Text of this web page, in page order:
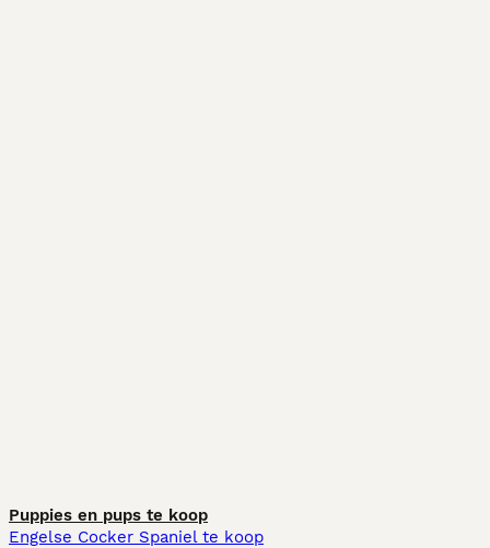
Puppies en pups te koop
Engelse Cocker Spaniel te koop